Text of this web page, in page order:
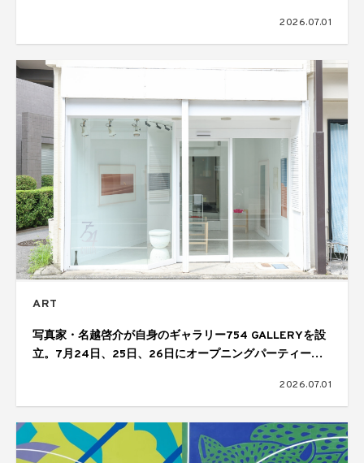
2026.07.01
ART
写真家・名越啓介が自身のギャラリー754 GALLERYを設
立。7月24日、25日、26日にオープニングパーティーを
2026.07.01